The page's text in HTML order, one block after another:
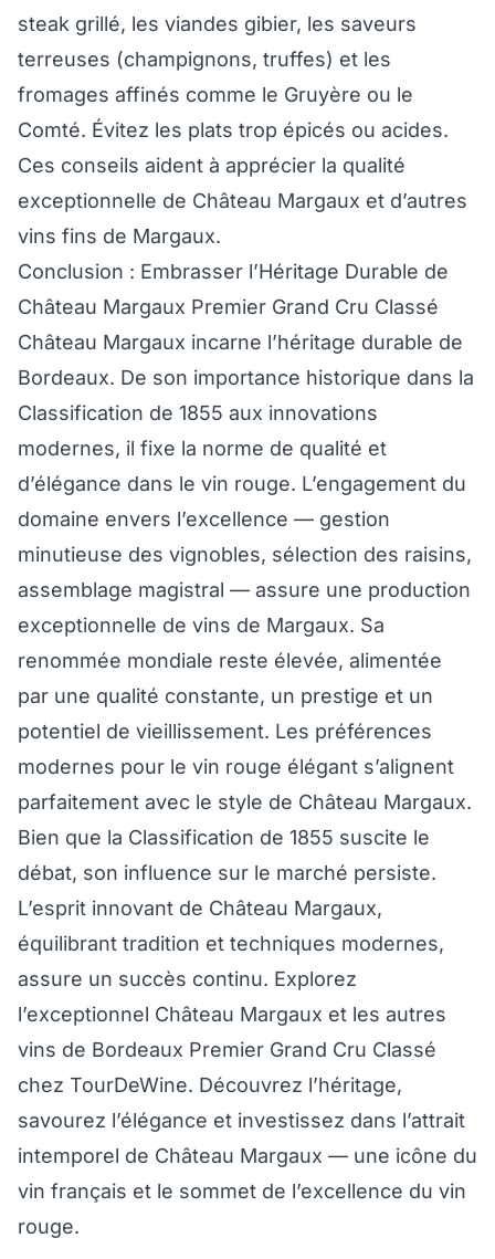
steak grillé, les viandes gibier, les saveurs
terreuses (champignons, truffes) et les
fromages affinés comme le Gruyère ou le
Comté. Évitez les plats trop épicés ou acides.
Ces conseils aident à apprécier la qualité
exceptionnelle de Château Margaux et d’autres
vins fins de Margaux.
Conclusion : Embrasser l’Héritage Durable de
Château Margaux Premier Grand Cru Classé
Château Margaux incarne l’héritage durable de
Bordeaux. De son importance historique dans la
Classification de 1855 aux innovations
modernes, il fixe la norme de qualité et
d’élégance dans le vin rouge. L’engagement du
domaine envers l’excellence — gestion
minutieuse des vignobles, sélection des raisins,
assemblage magistral — assure une production
exceptionnelle de vins de Margaux. Sa
renommée mondiale reste élevée, alimentée
par une qualité constante, un prestige et un
potentiel de vieillissement. Les préférences
modernes pour le vin rouge élégant s’alignent
parfaitement avec le style de Château Margaux.
Bien que la Classification de 1855 suscite le
débat, son influence sur le marché persiste.
L’esprit innovant de Château Margaux,
équilibrant tradition et techniques modernes,
assure un succès continu. Explorez
l’exceptionnel Château Margaux et les autres
vins de Bordeaux Premier Grand Cru Classé
chez TourDeWine. Découvrez l’héritage,
savourez l’élégance et investissez dans l’attrait
intemporel de Château Margaux — une icône du
vin français et le sommet de l’excellence du vin
rouge.